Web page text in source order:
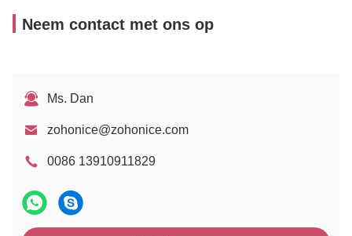
Neem contact met ons op
Ms. Dan
zohonice@zohonice.com
0086 13910911829